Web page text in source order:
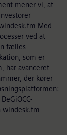
mener vi, at
Med
ved at
fælles
som er
har avanceret
der kører
windesk.fm-